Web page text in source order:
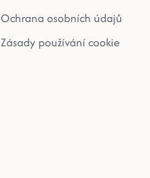
Ochrana osobních údajů
Zásady používání cookie